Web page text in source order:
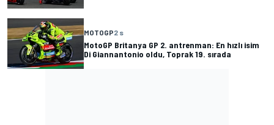
MOTOGP2 s
MotoGP Britanya GP 2. antrenman: En hızlı isim
Di Giannantonio oldu, Toprak 19. sırada